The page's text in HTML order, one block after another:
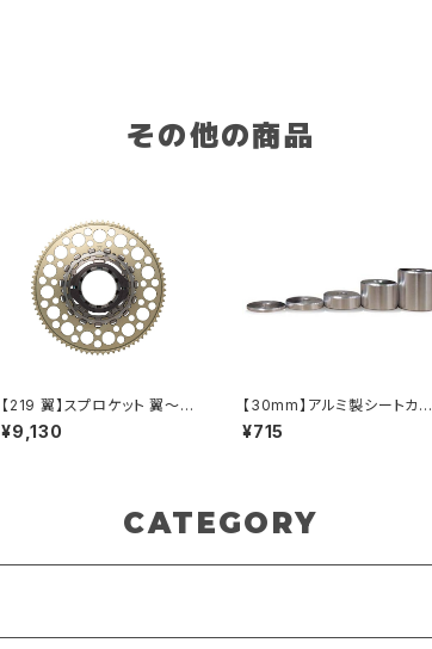
その他の商品
【219 翼】スプロケット 翼～A
KIRA～
¥9,130
【30mm】アルミ製シートカラ
ー
¥715
CATEGORY